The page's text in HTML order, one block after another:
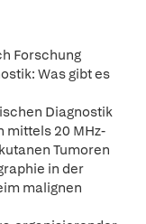
Forschung
Was gibt es
Diagnostik
mittels 20 MHz-
Tumoren
in der
malignen